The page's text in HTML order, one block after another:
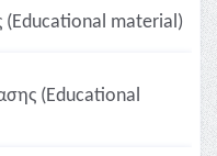
(Educational material)
(Educational